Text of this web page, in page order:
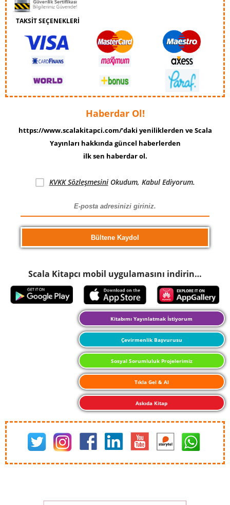
TAKSİT SEÇENEKLERİ
Haberdar Ol!
https://www.scalakitapci.com/’daki yeniliklerden ve Scala
Yayınları hakkında güncel haberlerden
ilk sen haberdar ol.
KVKK SözleşmesiniOkudum, Kabul Ediyorum.
Scala Kitapcı mobil uygulamasını indirin…
Kitabımı Yayınlatmak İstiyorum
Çevirmenlik Başvurusu
Sosyal Sorumluluk Projelerimiz
Tıkla Gel & Al
Askıda Kitap